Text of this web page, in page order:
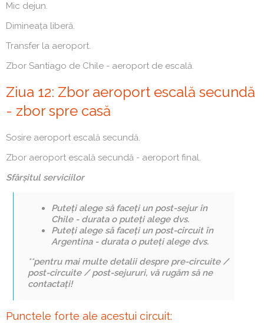
Mic dejun.
Dimineața liberă.
Transfer la aeroport.
Zbor Santiago de Chile - aeroport de escală.
Ziua 12: Zbor aeroport escală secundă
- zbor spre casă
Sosire aeroport escală secundă.
Zbor aeroport escală secundă - aeroport final.
Sfârșitul serviciilor
Puteți alege să faceți un post-sejur în
Chile - durata o puteți alege dvs.
Puteți alege să faceți un post-circuit în
Argentina - durata o puteți alege dvs.
**pentru mai multe detalii despre pre-circuite /
post-circuite / post-sejururi, vă rugăm să ne
contactați!
Punctele forte ale acestui circuit: